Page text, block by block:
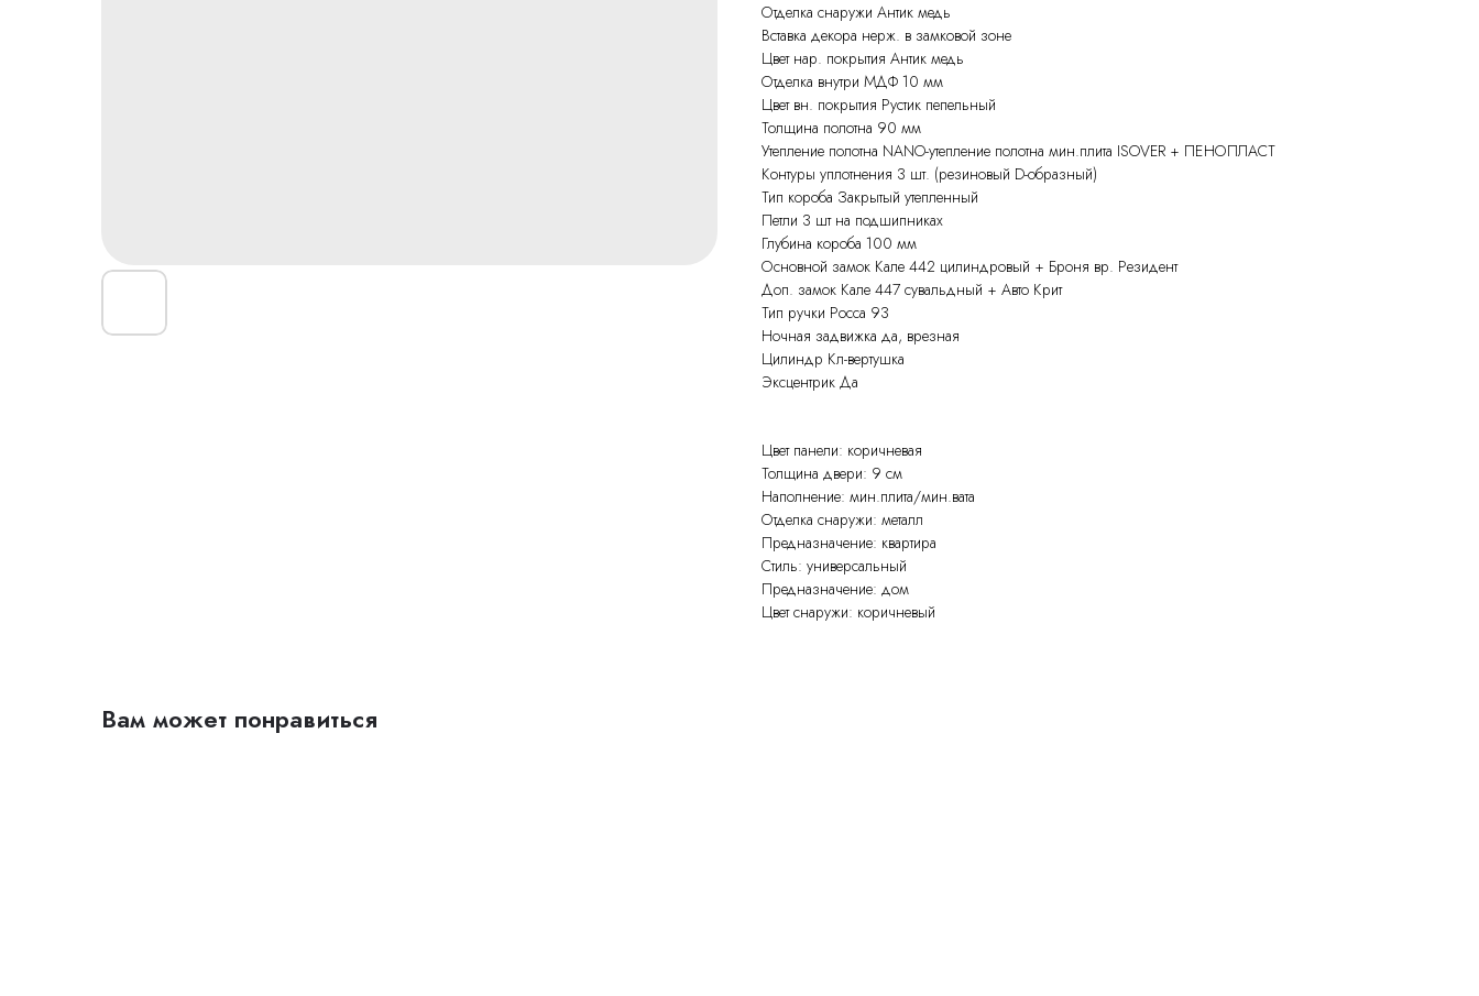
Отделка снаружи Антик медь
Вставка декора нерж. в замковой зоне
Цвет нар. покрытия Антик медь
Отделка внутри МДФ 10 мм
Цвет вн. покрытия Рустик пепельный
Толщина полотна 90 мм
Утепление полотна NANO-утепление полотна мин.плита ISOVER + ПЕНОПЛАСТ
Контуры уплотнения 3 шт. (резиновый D-образный)
Тип короба Закрытый утепленный
Петли 3 шт на подшипниках
Глубина короба 100 мм
Основной замок Кале 442 цилиндровый + Броня вр. Резидент
Доп. замок Кале 447 сувальдный + Авто Крит
Тип ручки Росса 93
Ночная задвижка да, врезная
Цилиндр Кл-вертушка
Эксцентрик Да
Цвет панели: коричневая
Толщина двери: 9 см
Наполнение: мин.плита/мин.вата
Отделка снаружи: металл
Предназначение: квартира
Стиль: универсальный
Предназначение: дом
Цвет снаружи: коричневый
Вам может понравиться